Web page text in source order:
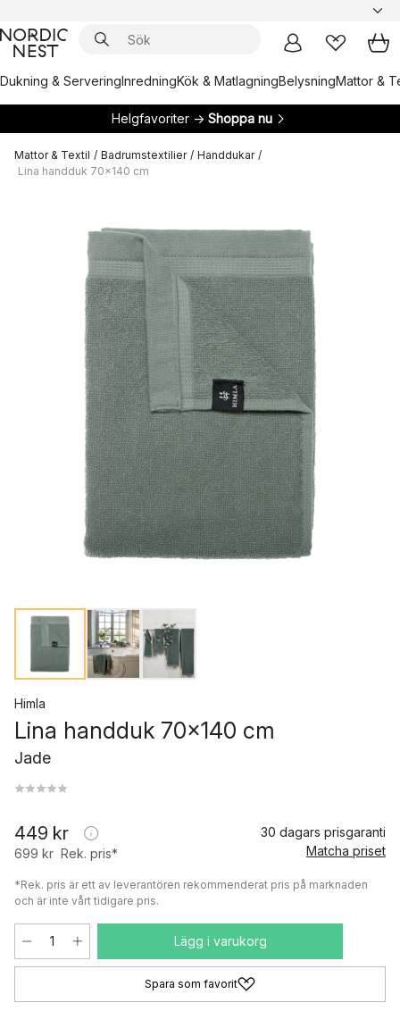
Dukning & ServeringInredningKök & MatlagningBelysningMattor &
Helgfavoriter → Shoppa nu
Mattor & Textil / Badrumstextilier / Handdukar /
Lina handduk 70x140 cm
Himla
Lina handduk 70x140 cm
Jade
449 kr
699 kr Rek. pris*
30 dagars prisgaranti
Matcha priset
*Rek. pris är ett av leverantören rekommenderat pris på marknaden
och är inte vårt tidigare pris.
Lägg i varukorg
Spara som favorit